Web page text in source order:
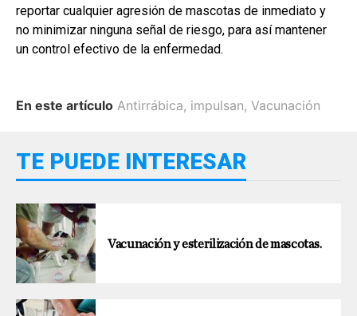
reportar cualquier agresión de mascotas de inmediato y
no minimizar ninguna señal de riesgo, para así mantener
un control efectivo de la enfermedad.
En este artículo Antirrábica, impulsan, Vacunación
TE PUEDE INTERESAR
Vacunación y esterilización de mascotas.